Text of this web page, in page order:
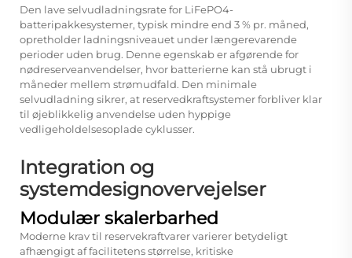
Den lave selvudladningsrate for LiFePO4-
batteripakkesystemer, typisk mindre end 3 % pr. måned,
opretholder ladningsniveauet under længerevarende
perioder uden brug. Denne egenskab er afgørende for
nødreserveanvendelser, hvor batterierne kan stå ubrugt i
måneder mellem strømudfald. Den minimale
selvudladning sikrer, at reservedkraftsystemer forbliver klar
til øjeblikkelig anvendelse uden hyppige
vedligeholdelsesoplade cyklusser.
Integration og
systemdesignovervejelser
Modulær skalerbarhed
Moderne krav til reservekraftvarer varierer betydeligt
afhængigt af facilitetens størrelse, kritiske